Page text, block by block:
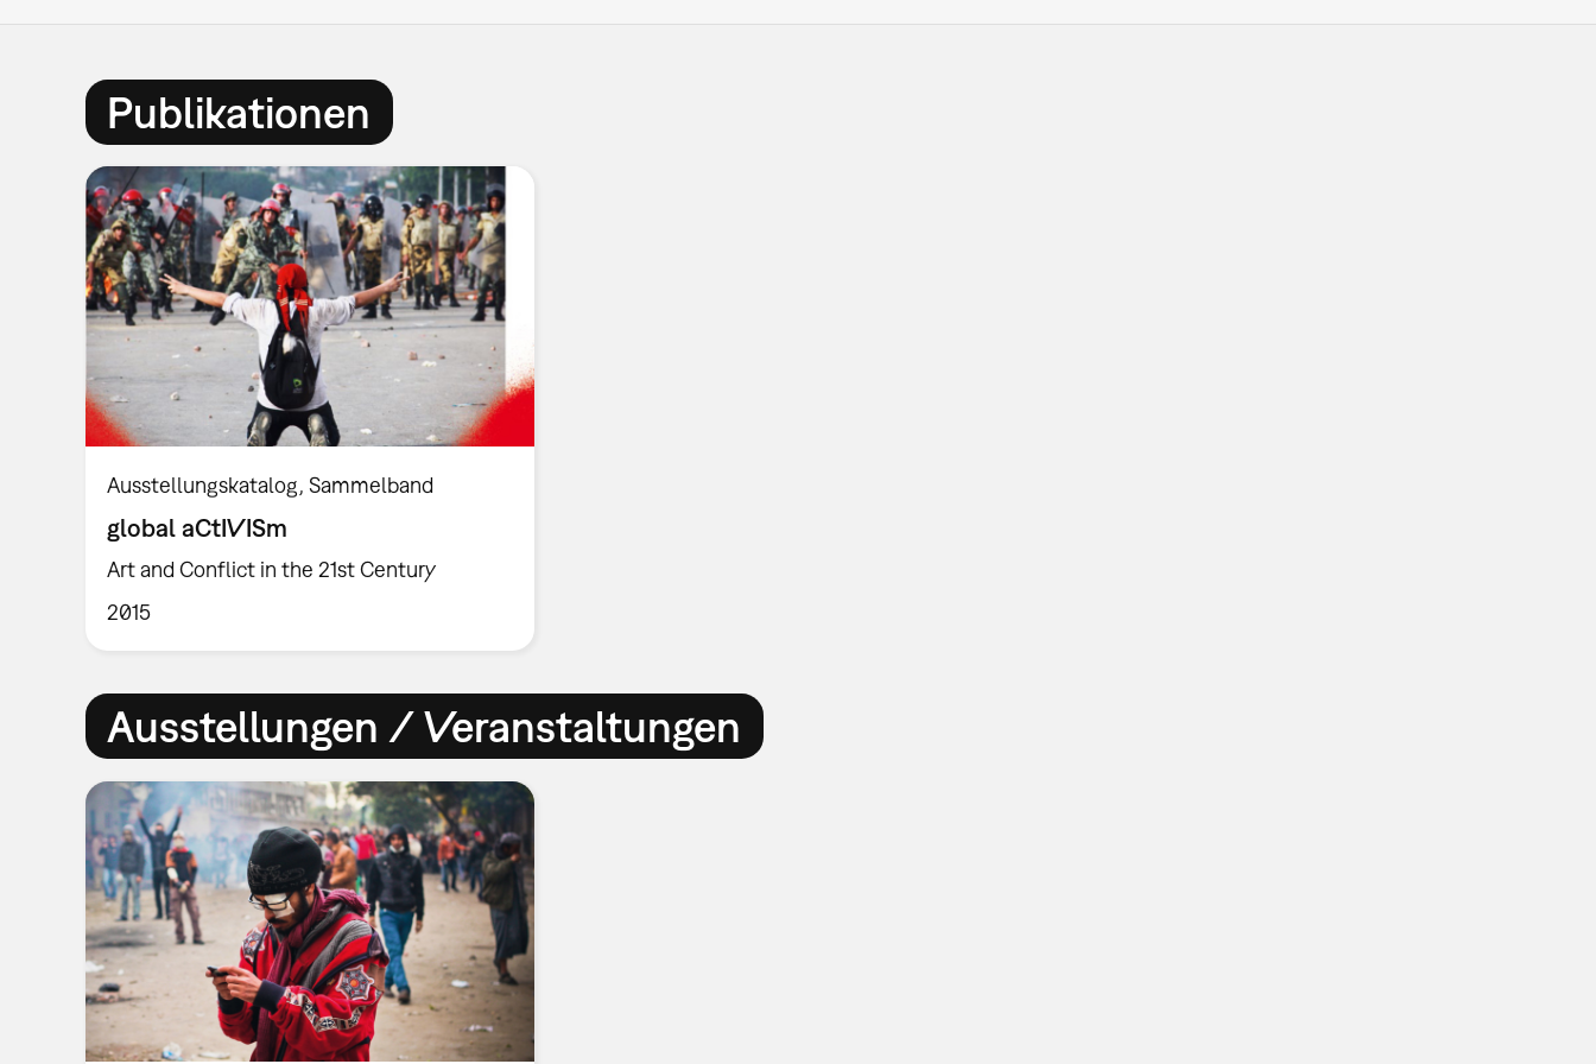
Publikationen
Ausstellungskatalog Sammelband
global aCtIVISm
Art and Conflict in the 21st Century
2015
Ausstellungen / Veranstaltungen